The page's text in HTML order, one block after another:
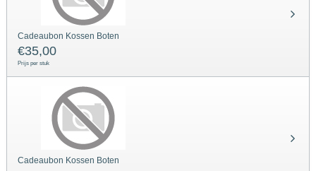
Cadeaubon Kossen Boten
€35,00
Prijs per stuk
Cadeaubon Kossen Boten